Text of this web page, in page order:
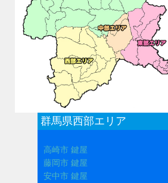
群馬県西部エリア
高崎市 鍵屋
藤岡市 鍵屋
安中市 鍵屋